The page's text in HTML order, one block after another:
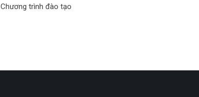
Chương trình đào tạo